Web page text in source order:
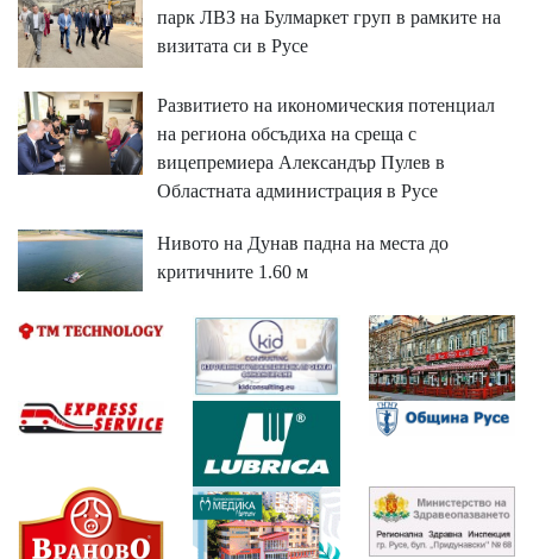
парк ЛВЗ на Булмаркет груп в рамките на
визитата си в Русе
Развитието на икономическия потенциал
на региона обсъдиха на среща с
вицепремиера Александър Пулев в
Областната администрация в Русе
Нивото на Дунав падна на места до
критичните 1.60 м